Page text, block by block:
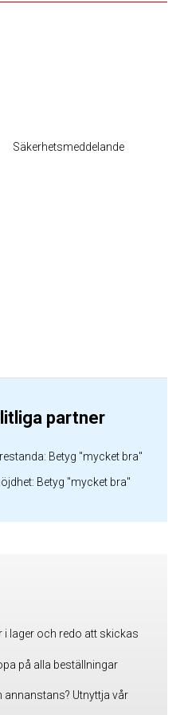
Säkerhetsmeddelande
partner
Betyg "mycket bra"
Betyg "mycket bra"
i lager och redo att skickas
på alla beställningar
annanstans? Utnyttja vår